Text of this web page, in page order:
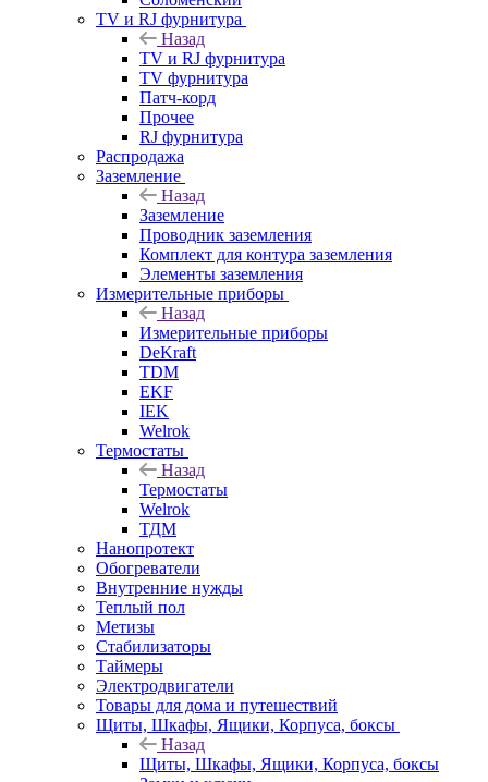
TV и RJ фурнитура
Назад
TV и RJ фурнитура
TV фурнитура
Патч-корд
Прочее
RJ фурнитура
Распродажа
Заземление
Назад
Заземление
Проводник заземления
Комплект для контура заземления
Элементы заземления
Измерительные приборы
Назад
Измерительные приборы
DeKraft
TDM
EKF
IEK
Welrok
Термостаты
Назад
Термостаты
Welrok
ТДМ
Нанопротект
Обогреватели
Внутренние нужды
Теплый пол
Метизы
Стабилизаторы
Таймеры
Электродвигатели
Товары для дома и путешествий
Щиты, Шкафы, Ящики, Корпуса, боксы
Назад
Щиты, Шкафы, Ящики, Корпуса, боксы